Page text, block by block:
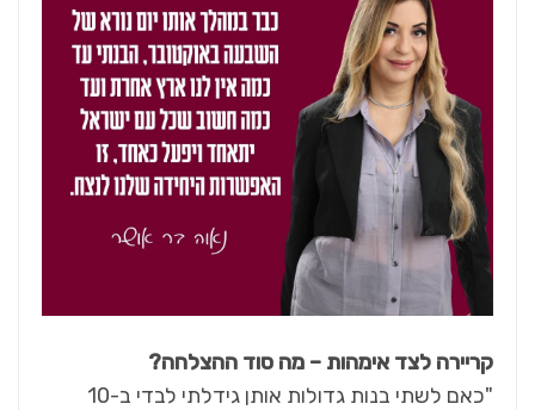
קריירה לצד אימהות – מה סוד ההצלחה?
"כאם לשתי בנות גדולות אותן גידלתי לבדי ב-10